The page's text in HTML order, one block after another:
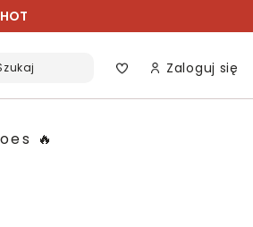
Zaloguj się
🔥